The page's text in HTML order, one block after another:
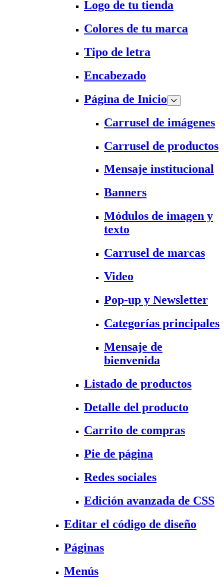
Logo de tu tienda
Colores de tu marca
Tipo de letra
Encabezado
Página de Inicio
Carrusel de imágenes
Carrusel de productos
Mensaje institucional
Banners
Módulos de imagen y
texto
Carrusel de marcas
Video
Pop-up y Newsletter
Categorías principales
Mensaje de
bienvenida
Listado de productos
Detalle del producto
Carrito de compras
Pie de página
Redes sociales
Edición avanzada de CSS
Editar el código de diseño
Páginas
Menús